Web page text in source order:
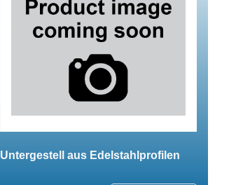
Untergestell aus Edelstahlprofilen